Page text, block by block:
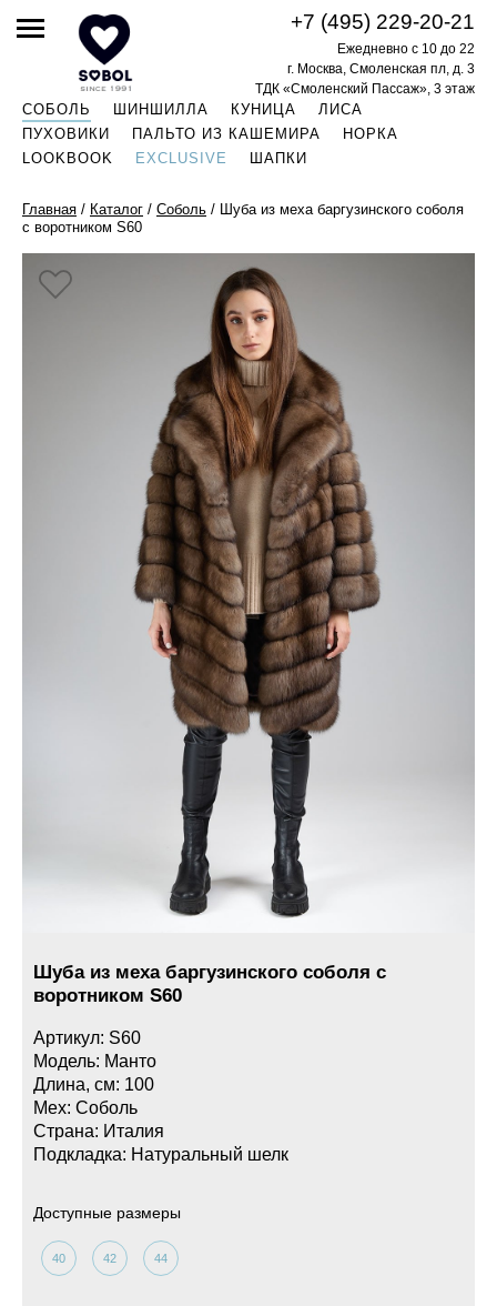
СОБОЛЬ ШИНШИЛЛА КУНИЦА
ЛИСА
ПУХОВИКИ
ПАЛЬТО ИЗ КАШЕМИРА
НОРКА
LOOKBOOK
EXCLUSIVE ШАПКИ
+7 (495) 229-20-21
Ежедневно с 10 до 22
г. Москва, Смоленская пл, д. 3
ТДК «Смоленский Пассаж», 3 этаж
Главная / Каталог / Соболь / Шуба из меха баргузинского соболя
с воротником S60
Шуба из меха баргузинского соболя с
воротником S60
Артикул: S60
Модель: Манто
Длина, см: 100
Мех: Соболь
Страна: Италия
Подкладка: Натуральный шелк
Доступные размеры
40 42 44